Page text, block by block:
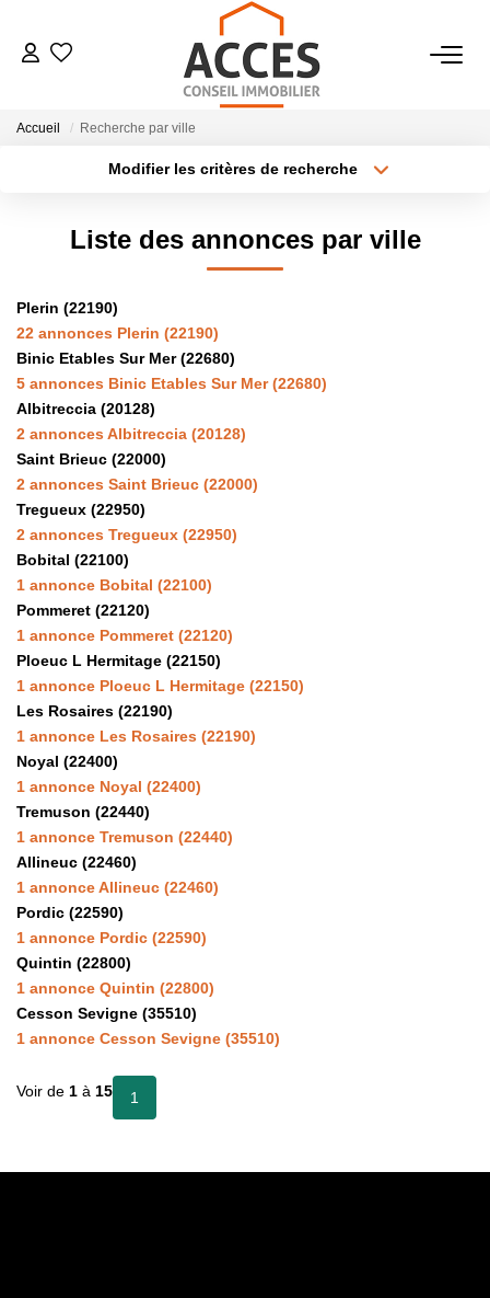
VENTES
LOCATIONS
ESTIMATION
NOTRE AGENCE
CONTACT
Accueil Recherche par ville
Modifier les critères de recherche
Type de bien
Surface min
Budget max
Créer une alerte
Liste des annonces par ville
Plerin (22190)
22 annonces Plerin (22190)
Binic Etables Sur Mer (22680)
5 annonces Binic Etables Sur Mer (22680)
Albitreccia (20128)
2 annonces Albitreccia (20128)
Saint Brieuc (22000)
2 annonces Saint Brieuc (22000)
Tregueux (22950)
2 annonces Tregueux (22950)
Bobital (22100)
1 annonce Bobital (22100)
Pommeret (22120)
1 annonce Pommeret (22120)
Ploeuc L Hermitage (22150)
1 annonce Ploeuc L Hermitage (22150)
Les Rosaires (22190)
1 annonce Les Rosaires (22190)
Noyal (22400)
1 annonce Noyal (22400)
Tremuson (22440)
1 annonce Tremuson (22440)
Allineuc (22460)
1 annonce Allineuc (22460)
Pordic (22590)
1 annonce Pordic (22590)
Quintin (22800)
1 annonce Quintin (22800)
Cesson Sevigne (35510)
1 annonce Cesson Sevigne (35510)
Voir de 1 à 15 1